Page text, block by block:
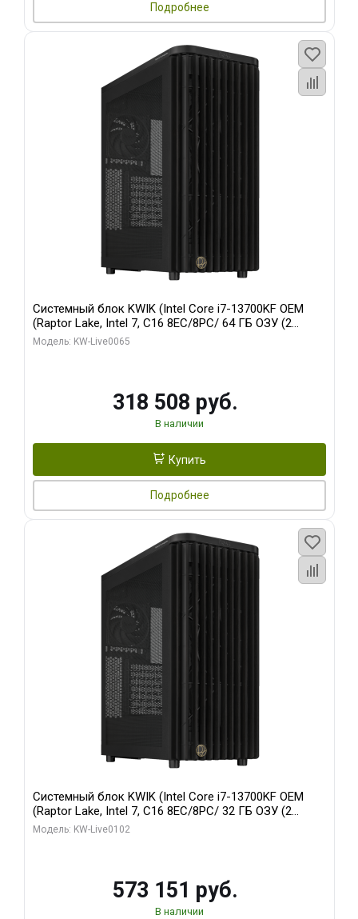
Подробнее
Системный блок KWIK (Intel Core i7-13700KF OEM
(Raptor Lake, Intel 7, C16 8EC/8PC/ 64 ГБ ОЗУ (2
модуля)/ ASUS RTX5080 PROART OC 16GB GDDR7
Модель: KW-Live0065
318 508 руб.
В наличии
Купить
Подробнее
Системный блок KWIK (Intel Core i7-13700KF OEM
(Raptor Lake, Intel 7, C16 8EC/8PC/ 32 ГБ ОЗУ (2
модуля)/ Afox RTX4090 24GB GDDR6X 384-Bit 3xDP
Модель: KW-Live0102
573 151 руб.
В наличии